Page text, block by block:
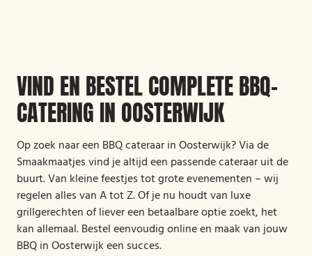
VIND EN BESTEL COMPLETE BBQ-
CATERING IN OOSTERWIJK
Op zoek naar een BBQ cateraar in Oosterwijk? Via de
Smaakmaatjes vind je altijd een passende cateraar uit de
buurt. Van kleine feestjes tot grote evenementen – wij
regelen alles van A tot Z. Of je nu houdt van luxe
grillgerechten of liever een betaalbare optie zoekt, het
kan allemaal. Bestel eenvoudig online en maak van jouw
BBQ in Oosterwijk een succes.